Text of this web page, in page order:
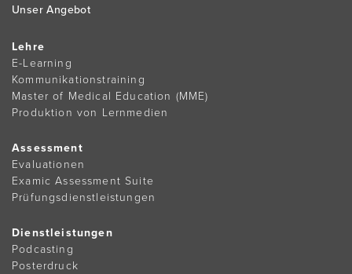
Unser Angebot
Lehre
E-Learning
Kommunikationstraining
Master of Medical Education (MME)
Produktion von Lernmedien
Assessment
Evaluationen
Examic Assessment Suite
Prüfungsdienstleistungen
Dienstleistungen
Podcasting
Posterdruck